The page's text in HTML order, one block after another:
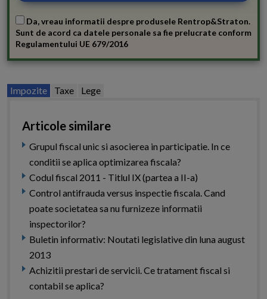
Da, vreau informatii despre produsele Rentrop&Straton.
Sunt de acord ca datele personale sa fie prelucrate conform
Regulamentului UE 679/2016
Impozite Taxe Lege
Articole similare
Grupul fiscal unic si asocierea in participatie. In ce
conditii se aplica optimizarea fiscala?
Codul fiscal 2011 - Titlul IX (partea a II-a)
Control antifrauda versus inspectie fiscala. Cand
poate societatea sa nu furnizeze informatii
inspectorilor?
Buletin informativ: Noutati legislative din luna august
2013
Achizitii prestari de servicii. Ce tratament fiscal si
contabil se aplica?